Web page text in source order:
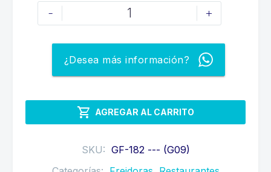
-
FREIDORA
CON
A
+
 AGREGAR AL CARRITO
¿Desea más información?
SKU: GF-182 --- (G09)